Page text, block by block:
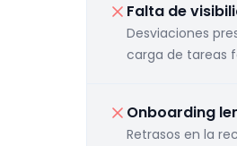
Falta de
Desviaciones
carga de tareas
Onboarding
Retrasos en la